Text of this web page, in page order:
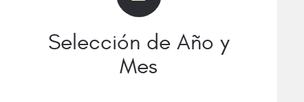
Selección de Año y
Mes